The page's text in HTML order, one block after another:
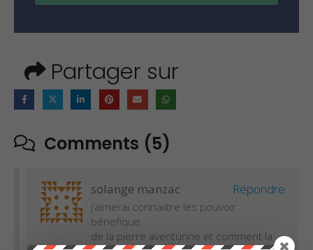
Partager sur
Comments (5)
solange manzac Répondre
j’aimerai connaiitre les pouvoir
bénefique
de la pierre aventurine et comment la